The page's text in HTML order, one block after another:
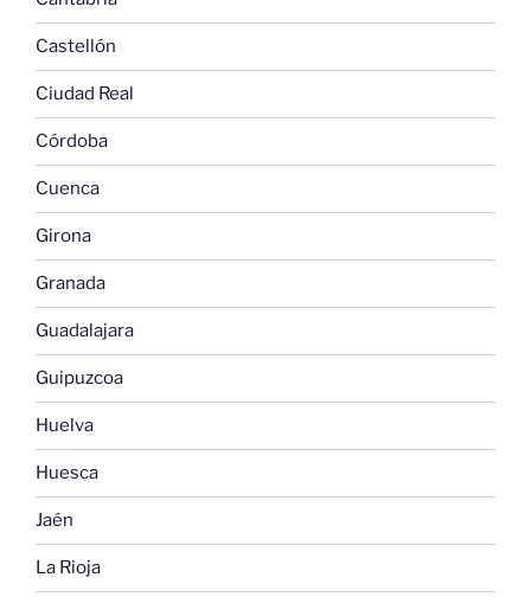
Castellón
Ciudad Real
Córdoba
Cuenca
Girona
Granada
Guadalajara
Guipuzcoa
Huelva
Huesca
Jaén
La Rioja